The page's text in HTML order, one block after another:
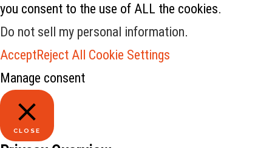
you consent to the use of ALL the cookies.
Do not sell my personal information.
AcceptReject All Cookie Settings
Manage consent
CLOSE